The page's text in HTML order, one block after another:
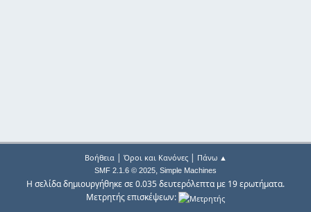
Βοήθεια| Όροι και Κανόνες| Πάνω ▲
SMF 2.1.6 © 2025, Simple Machines
Η σελίδα δημιουργήθηκε σε 0.035 δευτερόλεπτα με 19 ερωτήματα.
Μετρητής επισκέψεων: